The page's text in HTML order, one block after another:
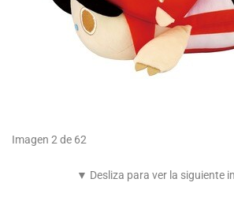
Imagen 2 de 62
▼ Desliza para ver la siguiente